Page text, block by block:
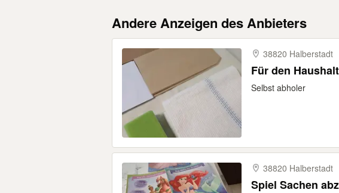
Andere Anzeigen des Anbieters
38820 Halberstadt
Für den
Selbst abholer
38820 Halberstadt
Spiel Sachen